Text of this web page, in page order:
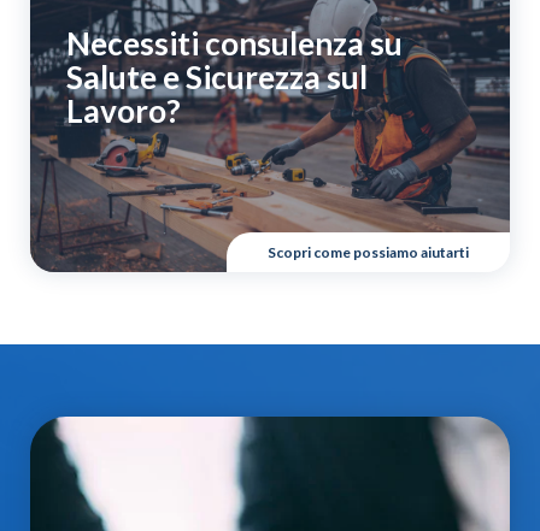
Necessiti consulenza su
Salute e Sicurezza sul
Lavoro?
Scopri come possiamo aiutarti